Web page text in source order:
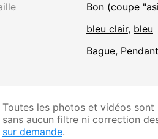
Bon (coupe
bleu clair, bleu
Bague, Pendant
Toutes les photos et vidéos
sans aucun filtre ni correction
sur demande.